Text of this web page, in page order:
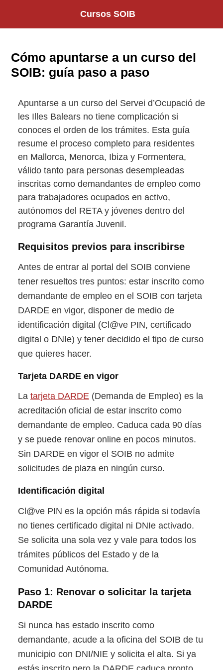
Cursos SOIB
Cómo apuntarse a un curso del
SOIB: guía paso a paso
Apuntarse a un curso del Servei d’Ocupació de
les Illes Balears no tiene complicación si
conoces el orden de los trámites. Esta guía
resume el proceso completo para residentes
en Mallorca, Menorca, Ibiza y Formentera,
válido tanto para personas desempleadas
inscritas como demandantes de empleo como
para trabajadores ocupados en activo,
autónomos del RETA y jóvenes dentro del
programa Garantía Juvenil.
Requisitos previos para inscribirse
Antes de entrar al portal del SOIB conviene
tener resueltos tres puntos: estar inscrito como
demandante de empleo en el SOIB con tarjeta
DARDE en vigor, disponer de medio de
identificación digital (Cl@ve PIN, certificado
digital o DNIe) y tener decidido el tipo de curso
que quieres hacer.
Tarjeta DARDE en vigor
La tarjeta DARDE(Demanda de Empleo) es la
acreditación oficial de estar inscrito como
demandante de empleo. Caduca cada 90 días
y se puede renovar online en pocos minutos.
Sin DARDE en vigor el SOIB no admite
solicitudes de plaza en ningún curso.
Identificación digital
Cl@ve PIN es la opción más rápida si todavía
no tienes certificado digital ni DNIe activado.
Se solicita una sola vez y vale para todos los
trámites públicos del Estado y de la
Comunidad Autónoma.
Paso 1: Renovar o solicitar la tarjeta
DARDE
Si nunca has estado inscrito como
demandante, acude a la oficina del SOIB de tu
municipio con DNI/NIE y solicita el alta. Si ya